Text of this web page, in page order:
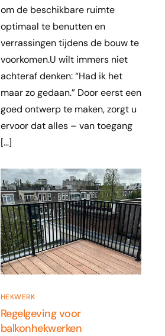
om de beschikbare ruimte
optimaal te benutten en
verrassingen tijdens de bouw te
voorkomen.U wilt immers niet
achteraf denken: “Had ik het
maar zo gedaan.” Door eerst een
goed ontwerp te maken, zorgt u
ervoor dat alles – van toegang
[…]
HEKWERK
Regelgeving voor
balkonhekwerken